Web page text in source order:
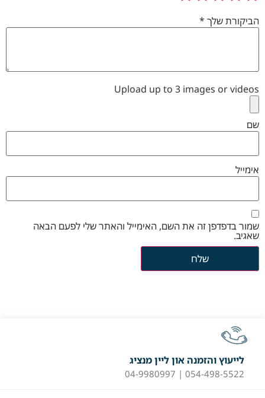
הביקורת שלך *
Upload up to 3 images or videos
שם
אימייל
שמור בדפדפן זה את השם, האימייל והאתר שלי לפעם הבאה
שאגיב.
לייעוץ והזמנה און ליין מנציג
054-498-5522 | 04-9980997